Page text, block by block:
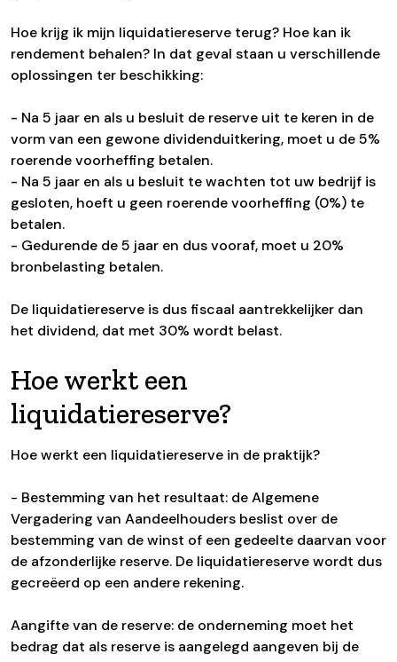
Hoe krijg ik mijn liquidatiereserve terug? Hoe kan ik
rendement behalen? In dat geval staan u verschillende
oplossingen ter beschikking:
- Na 5 jaar en als u besluit de reserve uit te keren in de
vorm van een gewone dividenduitkering, moet u de 5%
roerende voorheffing betalen.
- Na 5 jaar en als u besluit te wachten tot uw bedrijf is
gesloten, hoeft u geen roerende voorheffing (0%) te
betalen.
- Gedurende de 5 jaar en dus vooraf, moet u 20%
bronbelasting betalen.
De liquidatiereserve is dus fiscaal aantrekkelijker dan
het dividend, dat met 30% wordt belast.
Hoe werkt een
liquidatiereserve?
Hoe werkt een liquidatiereserve in de praktijk?
- Bestemming van het resultaat: de Algemene
Vergadering van Aandeelhouders beslist over de
bestemming van de winst of een gedeelte daarvan voor
de afzonderlijke reserve. De liquidatiereserve wordt dus
gecreëerd op een andere rekening.
Aangifte van de reserve: de onderneming moet het
bedrag dat als reserve is aangelegd aangeven bij de